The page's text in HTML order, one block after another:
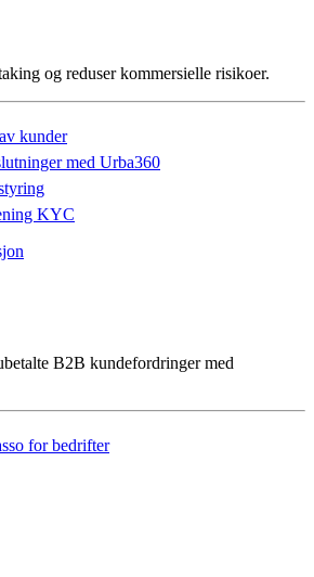
og reduser kommersielle risikoer.
kunder
med Urba360
KYC
B2B kundefordringer med
for bedrifter